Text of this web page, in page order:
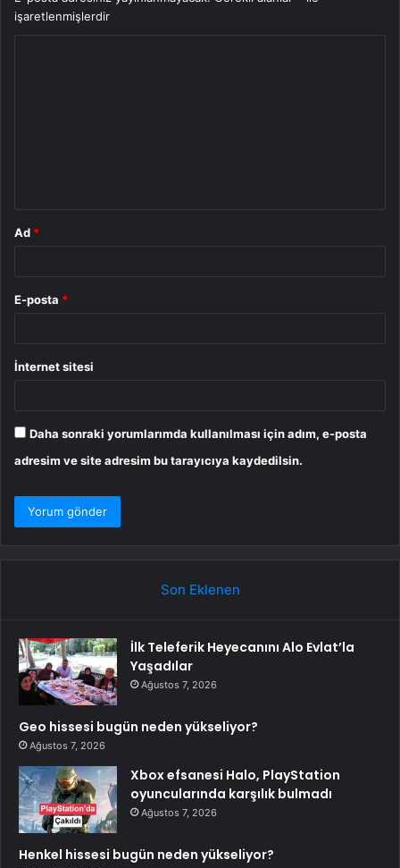
işaretlenmişlerdir
Ad *
E-posta *
İnternet sitesi
Daha sonraki yorumlarımda kullanılması için adım, e-posta
adresim ve site adresim bu tarayıcıya kaydedilsin.
Son Eklenen
İlk Teleferik Heyecanını Alo Evlat’la
Yaşadılar
Ağustos 7, 2026
Geo hissesi bugün neden yükseliyor?
Ağustos 7, 2026
Xbox efsanesi Halo, PlayStation
oyuncularında karşılık bulmadı
Ağustos 7, 2026
Henkel hissesi bugün neden yükseliyor?